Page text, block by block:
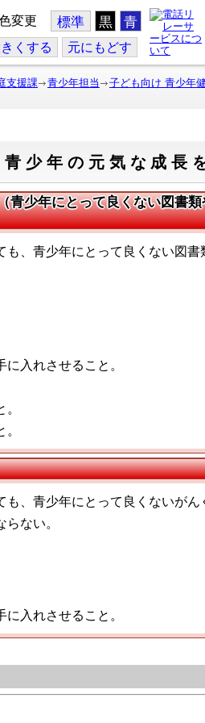
変更 標準 黒 青
きくする 元にもどす
支援課 青少年担当 子ども向け 青少年
少年の元気な成長
青少年にとって良くない図書
、青少年にとって良くない図
に入れさせること。
、青少年にとって良くないがん
らない。
に入れさせること。